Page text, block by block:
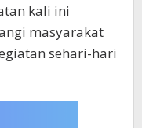
kali ini
masyarakat
sehari-hari